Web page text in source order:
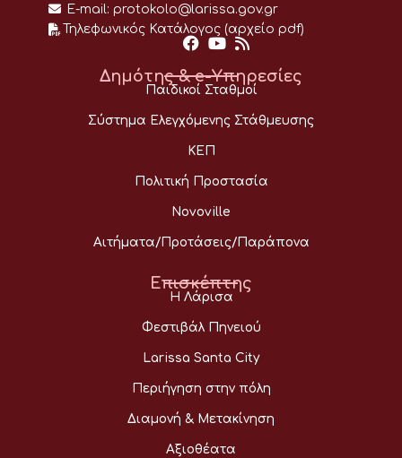
E-mail: protokolo@larissa.gov.gr
Τηλεφωνικός Κατάλογος (αρχείο pdf)
Δημότης & e-Υπηρεσίες
Παιδικοί Σταθμοί
Σύστημα Ελεγχόμενης Στάθμευσης
ΚΕΠ
Πολιτική Προστασία
Novoville
Αιτήματα/Προτάσεις/Παράπονα
Επισκέπτης
Η Λάρισα
Φεστιβάλ Πηνειού
Larissa Santa City
Περιήγηση στην πόλη
Διαμονή & Μετακίνηση
Αξιοθέατα